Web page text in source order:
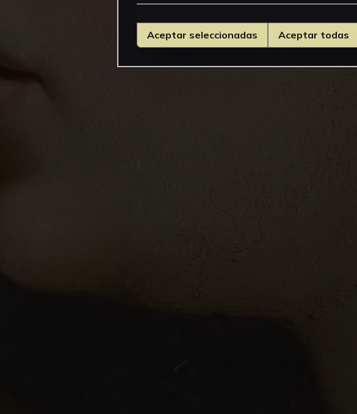
Aceptar seleccionadas Aceptar todas